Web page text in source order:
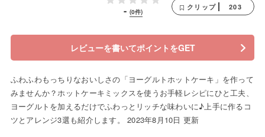
- (0件)
クリップ 203
レビューを書いてポイントをGET
ふわふわもっちりなおいしさの「ヨーグルトホットケーキ」を作って
みませんか？ホットケーキミックスを使うお手軽レシピにひと工夫、
ヨーグルトを加えるだけでふわっとリッチな味わいに♪上手に作るコ
ツとアレンジ3選も紹介します。 2023年8月10日 更新